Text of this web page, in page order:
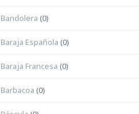
Bandolera (0)
Baraja Española (0)
Baraja Francesa (0)
Barbacoa (0)